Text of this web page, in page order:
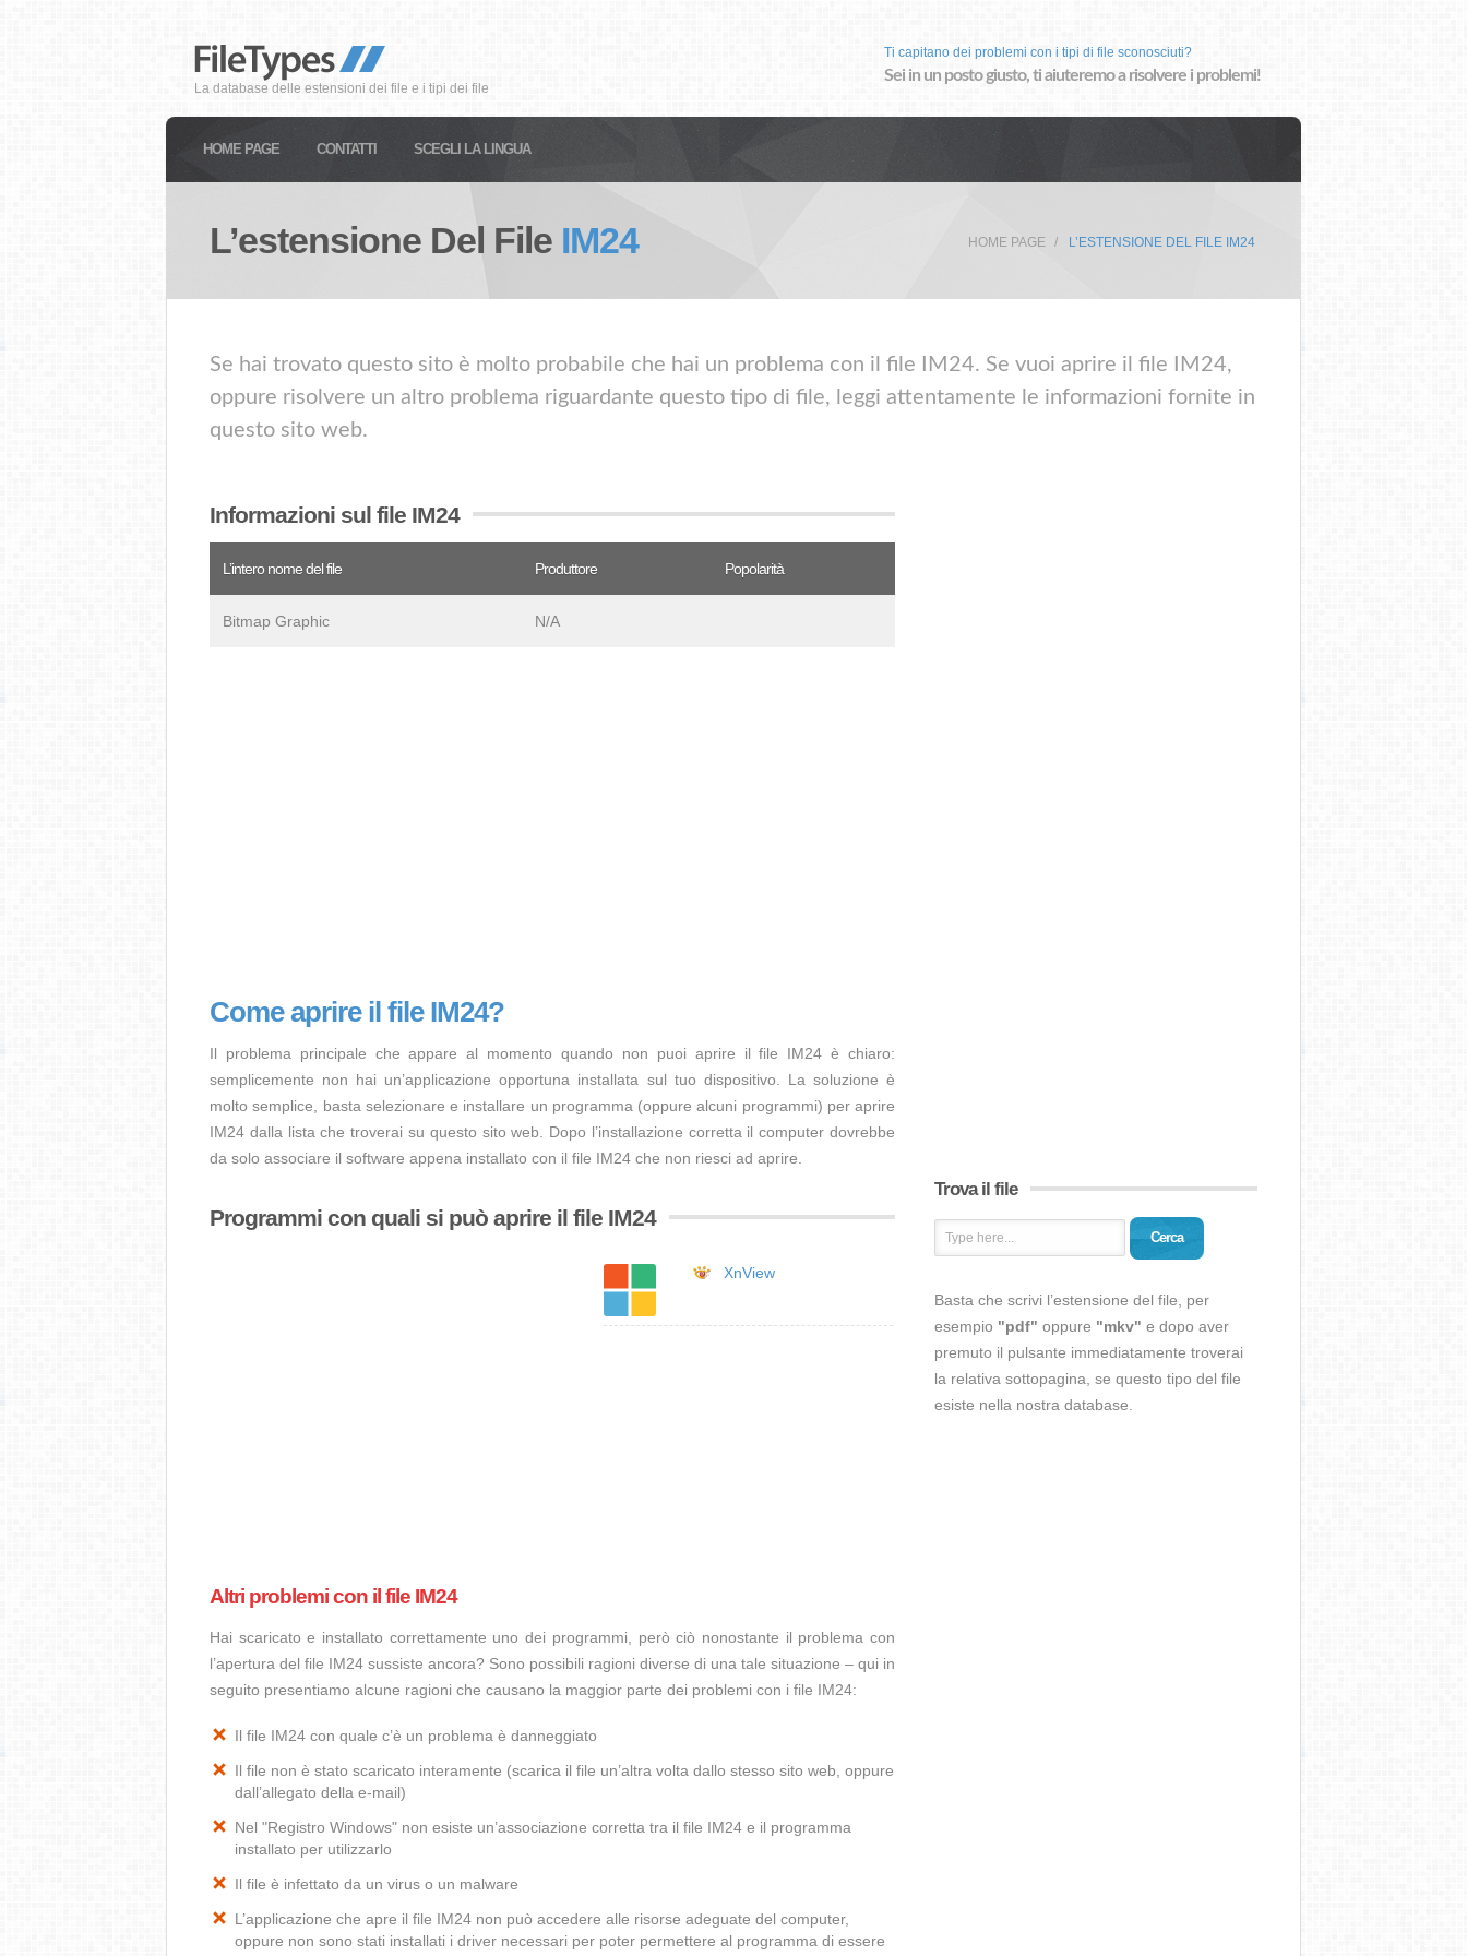
La database delle estensioni dei file e i tipi dei file
Ti capitano dei problemi con i tipi di file sconosciuti?
Sei in un posto giusto, ti aiuteremo a risolvere i problemi!
HOME PAGE CONTATTI SCEGLI LA LINGUA
L’estensione Del File IM24 HOME PAGE L’ESTENSIONE DEL FILE IM24
Se hai trovato questo sito è molto probabile che hai un problema con il file IM24. Se vuoi aprire il file IM24,
oppure risolvere un altro problema riguardante questo tipo di file, leggi attentamente le informazioni fornite in
questo sito web.
Informazioni sul file IM24
L’intero nome del file Produttore Popolarità
Bitmap Graphic N/A
Come aprire il file IM24?
Il problema principale che appare al momento quando non puoi aprire il file IM24 è chiaro:
semplicemente non hai un’applicazione opportuna installata sul tuo dispositivo. La soluzione è
molto semplice, basta selezionare e installare un programma (oppure alcuni programmi) per aprire
IM24 dalla lista che troverai su questo sito web. Dopo l’installazione corretta il computer dovrebbe
da solo associare il software appena installato con il file IM24 che non riesci ad aprire.
Programmi con quali si può aprire il file IM24
XnView
Altri problemi con il file IM24
Hai scaricato e installato correttamente uno dei programmi, però ciò nonostante il problema con
l’apertura del file IM24 sussiste ancora? Sono possibili ragioni diverse di una tale situazione – qui in
seguito presentiamo alcune ragioni che causano la maggior parte dei problemi con i file IM24:
Il file IM24 con quale c’è un problema è danneggiato
Il file non è stato scaricato interamente (scarica il file un’altra volta dallo stesso sito web, oppure
dall’allegato della e-mail)
Nel "Registro Windows" non esiste un’associazione corretta tra il file IM24 e il programma
installato per utilizzarlo
Il file è infettato da un virus o un malware
L’applicazione che apre il file IM24 non può accedere alle risorse adeguate del computer,
oppure non sono stati installati i driver necessari per poter permettere al programma di essere
Trova il file
Cerca
Basta che scrivi l’estensione del file, per
esempio "pdf" oppure "mkv" e dopo aver
premuto il pulsante immediatamente troverai
la relativa sottopagina, se questo tipo del file
esiste nella nostra database.